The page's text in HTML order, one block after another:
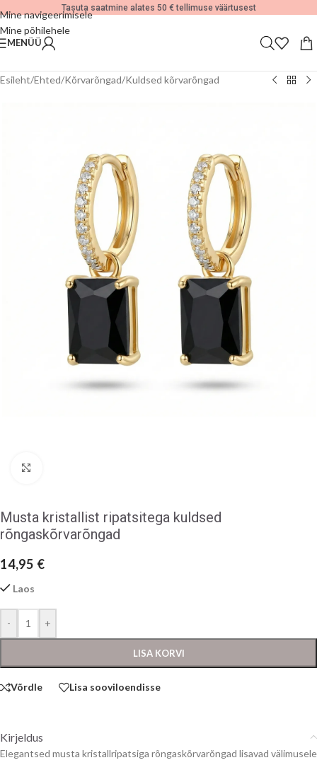
Mine navigeerimisele
Mine põhilehele
Tasuta saatmine alates 50 € tellimuse väärtusest
MENÜÜ
Esileht/Ehted/Kõrvarõngad/Kuldsed kõrvarõngad
Musta kristallist ripatsitega kuldsed
rõngaskõrvarõngad
14,95 €
Laos
- +
LISA KORVI
Võrdle Lisa sooviloendisse
Kirjeldus
Elegantsed musta kristallripatsiga rõngaskõrvarõngad lisavad välimusele